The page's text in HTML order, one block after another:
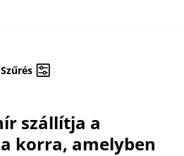
Szűrés
szállítja a
korra, amelyben